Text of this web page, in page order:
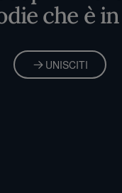
che è
UNISCITI